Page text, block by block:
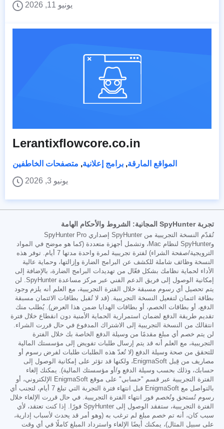
يونيو 11, 2026
Lerantixflowcore.co.in
المواقع المارقة, برامج إعلانية, متصفحات الخاطفين
يونيو 3, 2026
تجربة SpyHunter المجانية: الشروط والأحكام الهامة
تُقدّم النسخة التجريبية من SpyHunter إصداري SpyHunter Pro
وSpyHunter لنظام Mac، وتشمل أجهزة متعددة (كما هو موضح في المواد
الترويجية/صفحة الشراء) لفترة تجريبية لمرة واحدة مدتها 7 أيام. توفر هذه
النسخة وظائف شاملة للكشف عن البرامج الضارة وإزالتها، وحماية عالية
الأداء لحماية نظامك بشكل فعّال من تهديدات البرامج الضارة، بالإضافة إلى
إمكانية الوصول إلى فريق الدعم الفني عبر مركز مساعدة SpyHunter. لن
يتم تحصيل أي رسوم مسبقة خلال الفترة التجريبية، مع العلم أنه يلزم وجود
بطاقة ائتمان لتفعيل النسخة التجريبية. (قد لا تُقبل بطاقات الائتمان مسبقة
الدفع، أو بطاقات الخصم، أو بطاقات الهدايا ضمن هذا العرض). يُطلب منك
تقديم طريقة الدفع لضمان استمرارية الحماية الأمنية دون انقطاع خلال فترة
انتقالك من النسخة التجريبية إلى الاشتراك المدفوع في حال قررت الشراء.
لن يتم خصم أي مبلغ مقدمًا من وسيلة الدفع الخاصة بك خلال الفترة
التجريبية، مع العلم أنه قد يتم إرسال طلبات تفويض إلى مؤسستك المالية
للتحقق من صحة وسيلة الدفع (لا تُعدّ هذه الطلبات طلبات لفرض رسوم أو
مصاريف من قِبل EnigmaSoft، ولكنها قد تؤثر على إمكانية الوصول إلى
حسابك، وذلك بحسب وسيلة الدفع و/أو مؤسستك المالية). يمكنك إلغاء
الفترة التجريبية عبر قسم "حسابي" على موقع EnigmaSoft الإلكتروني، أو
بالتواصل مع EnigmaSoft قبل انتهاء فترة التجربة التي تبلغ 7 أيام، لتجنب أي
رسوم تُستحق وتُخصم فور انتهاء الفترة التجريبية. في حال قررت الإلغاء خلال
الفترة التجريبية، ستفقد الوصول إلى SpyHunter فورًا. إذا كنت تعتقد، لأي
سبب كان، أنه تم خصم مبلغ لم ترغب به (وهو أمر قد يحدث لأسباب إدارية،
على سبيل المثال)، يمكنك أيضًا الإلغاء واسترداد المبلغ كاملًا في أي وقت